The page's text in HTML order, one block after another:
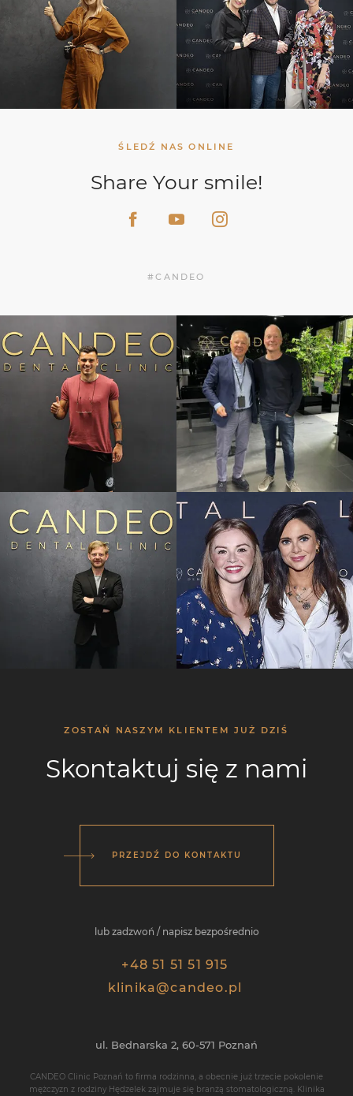
ŚLEDŹ NAS ONLINE
Share Your smile!
#CANDEO
ZOSTAŃ NASZYM KLIENTEM JUŻ DZIŚ
Skontaktuj się z nami
PRZEJDŹ DO KONTAKTU
lub zadzwoń / napisz bezpośrednio
+48 51 51 51 915
klinika@candeo.pl
ul. Bednarska 2, 60-571 Poznań
CANDEO Clinic Poznań to firma rodzinna, a obecnie już trzecie pokolenie
mężczyzn z rodziny Hędzelek zajmuje się branżą stomatologiczną. Klinika